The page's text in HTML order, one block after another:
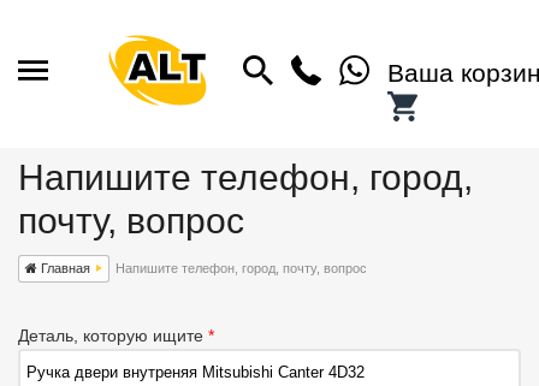
Ваша
Напишите телефон, город,
почту, вопрос
Главная Напишите телефон, город, почту, вопрос
Деталь, которую ищите *